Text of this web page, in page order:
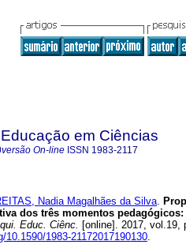
em Ciências
versão On-line ISSN 1983-2117
Nadia Magalhães da Silva.
dos três momentos pedagógicos:
Educ. Ciênc. [online]. 2017, vol.19,
10.1590/1983-21172017190130.